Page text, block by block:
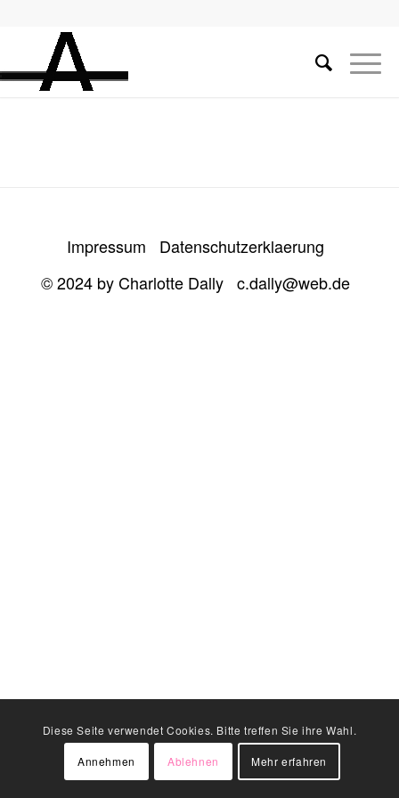
Impressum
Datenschutzerklaerung
© 2024 by Charlotte Dally c.dally@web.de
Diese Seite verwendet Cookies. Bitte treffen Sie ihre Wahl.
Annehmen Ablehnen Mehr erfahren